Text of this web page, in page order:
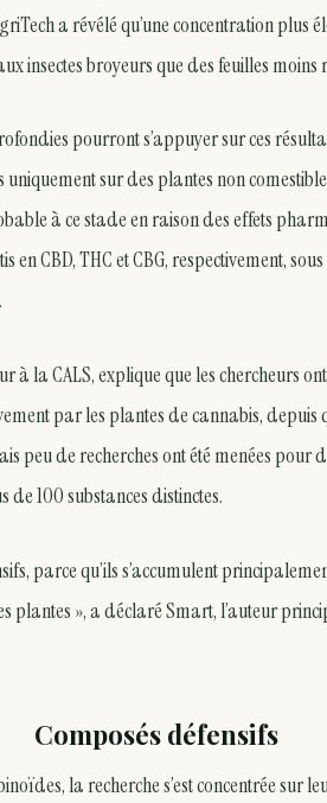
a révélé qu’une concentration plus
insectes broyeurs que des feuilles moins
pourront s’appuyer sur ces
sur des plantes non
à ce stade en raison des effets
en CBD, THC et CBG, respectivement,
la CALS, explique que les chercheurs
par les plantes de cannabis, depuis
peu de recherches ont été menées
100 substances distinctes.
parce qu’ils s’accumulent
plantes », a déclaré Smart, l’auteur
Composés défensifs
la recherche s’est concentrée sur